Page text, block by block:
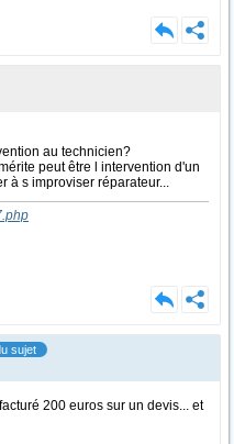
au technicien?
peut être l intervention d'un
à s improviser réparateur...
sujet
200 euros sur un devis... et